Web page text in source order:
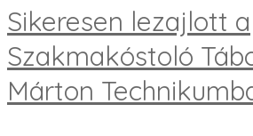
Sikeresen lezajlott a
Szakmakóstoló
Márton